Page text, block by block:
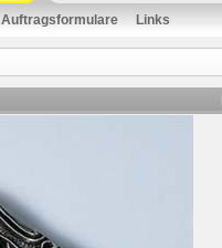
Auftragsformulare Links